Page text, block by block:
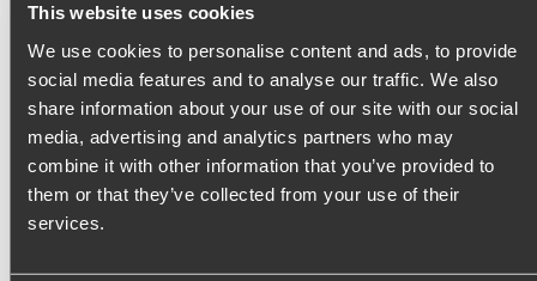
This website uses cookies
We use cookies to personalise content and ads, to provide
social media features and to analyse our traffic. We also
share information about your use of our site with our social
media, advertising and analytics partners who may
combine it with other information that you’ve provided to
them or that they’ve collected from your use of their
services.
Le poids total des vélos, plus le porte-vélos, ne doit pas
dépasser le poids d'appui autorisé. Un poids à l'avant trop élevé
suspension de la voiture et la fixation du crochet du porte-
vélos. Il a également une influence négative sur les
caractéristiques de conduite et la direction assistée.